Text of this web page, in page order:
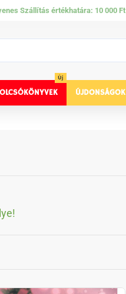
Szállítás értékhatára: 10 000 Ft
OLCSÓKÖNYVEK
Új
ÚJDONSÁGOK